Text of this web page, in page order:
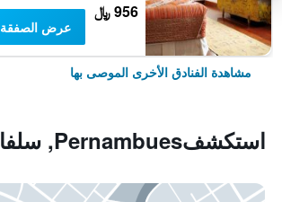
956 ﷼
عرض الصفقة
مشاهدة الفنادق الأخرى الموصى بها
استكشفPernambues, سلفادور